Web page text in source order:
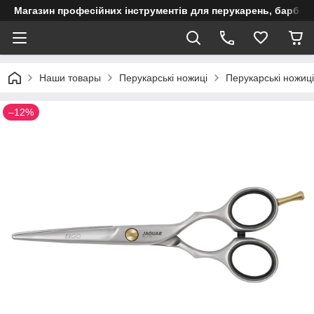
Магазин професійних інструментів для перукарень,
Наши товары Перукарські ножиці Перукарські
–12%